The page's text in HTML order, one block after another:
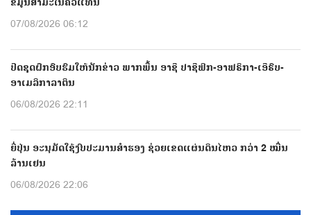
07/08/2026 06:12
ປີດຊຸດຝຶກອົບຮົມໃຫ້ນັກຂ່າວ ພາກພື້ນ ອາຊີ ປາຊີຟິກ-ອາຟຣິກາ-ເອີຣົບ-
ອາເມລິກາລາຕິນ
06/08/2026 22:11
ຍີ່ປຸ່ນ ອະນຸມັດໃຊ້ງົບປະມານສຳຮອງ ຊ່ວຍເຂດແຜ່ນດິນໄຫວ ກວ່າ 2 ໝື່ນ
ລ້ານເຢນ
06/08/2026 22:06